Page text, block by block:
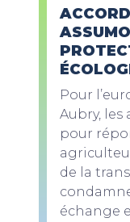
Pour
Aubry, les
pour
de la
échange